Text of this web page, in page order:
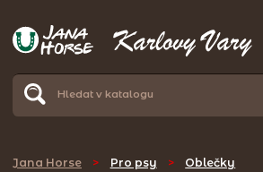
Jana Horse > Pro psy > Oblečky